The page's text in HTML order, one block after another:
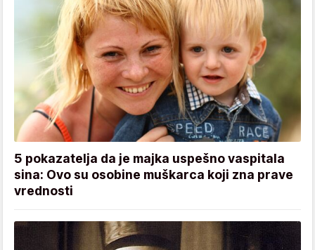
5 pokazatelja da je majka uspešno vaspitala
sina: Ovo su osobine muškarca koji zna prave
vrednosti